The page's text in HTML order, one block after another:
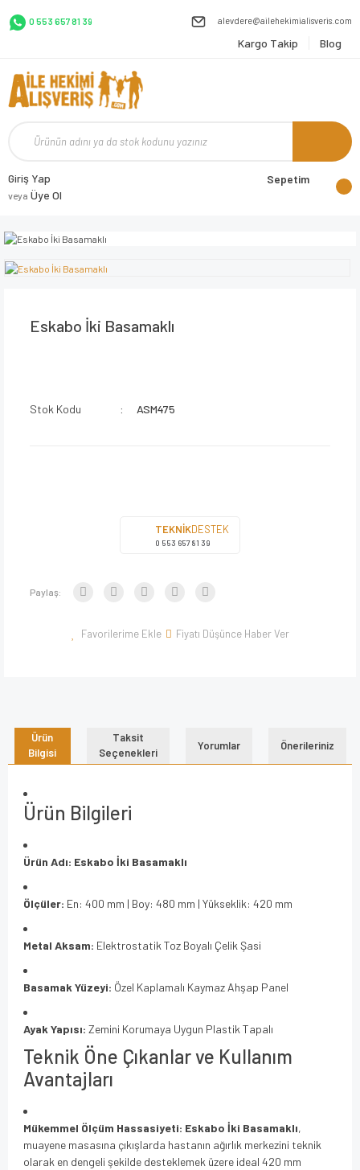
0 553 657 81 39 alevdere@ailehekimialisveris.com
Kargo Takip Blog
Giriş Yap
veya Üye Ol
Sepetim
Eskabo İki Basamaklı
Stok Kodu ASM475
TEKNİKDESTEK
0 553 657 81 39
Paylaş:
Fiyatı Düşünce Haber Ver
Ürün
Bilgisi
Taksit
Seçenekleri
Yorumlar Önerileriniz
Ürün Bilgileri
Ürün Adı: Eskabo İki Basamaklı
Ölçüler: En: 400 mm | Boy: 480 mm | Yükseklik: 420 mm
Metal Aksam: Elektrostatik Toz Boyalı Çelik Şasi
Basamak Yüzeyi: Özel Kaplamalı Kaymaz Ahşap Panel
Ayak Yapısı: Zemini Korumaya Uygun Plastik Tapalı
Teknik Öne Çıkanlar ve Kullanım
Avantajları
Mükemmel Ölçüm Hassasiyeti: Eskabo İki Basamaklı,
muayene masasına çıkışlarda hastanın ağırlık merkezini teknik
olarak en dengeli şekilde desteklemek üzere ideal 420 mm